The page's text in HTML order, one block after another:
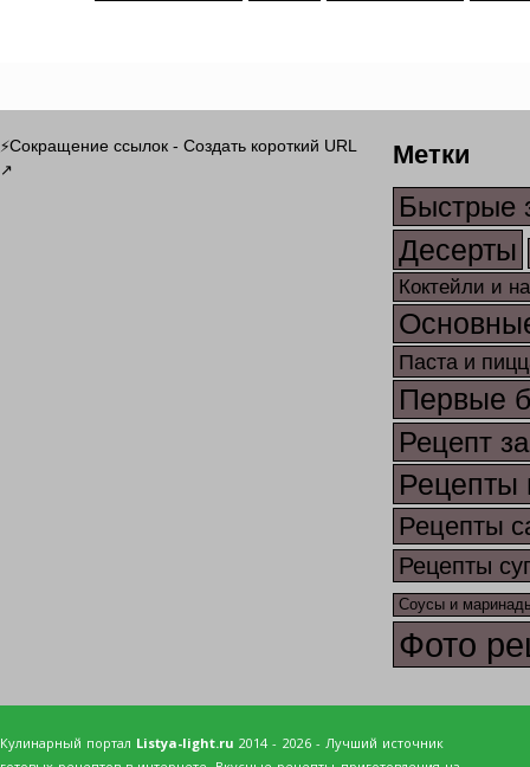
⚡Сокращение ссылок - Создать короткий URL
↗ Метки
Быстрые
Десерты
Коктейли и
Паста и
Первые
Рецепт
Рецепты
Рецепты
Рецепты
Соусы и
Фото
Кулинарный портал Listya-light.ru 2014 - 2026 - Лучший источник